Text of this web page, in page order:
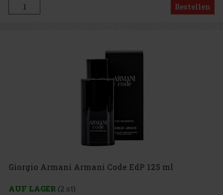
Bestellen
Giorgio Armani Armani Code EdP 125 ml
AUF LAGER (2 st)